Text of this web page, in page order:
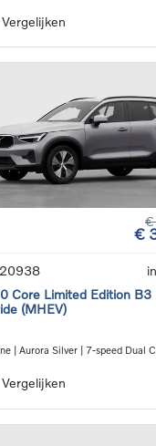
Vergelijken
€
€
Core Limited Edition B3
(MHEV)
| Aurora Silver | 7-speed Dual
Vergelijken